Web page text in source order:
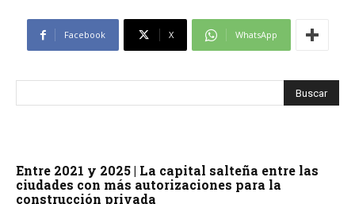
Facebook X WhatsApp
Entre 2021 y 2025 | La capital salteña entre las
ciudades con más autorizaciones para la
construcción privada